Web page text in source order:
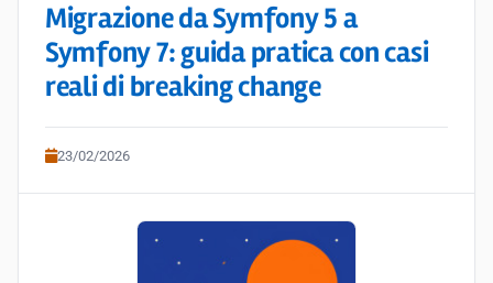
Migrazione da Symfony 5 a
Symfony 7: guida pratica con casi
reali di breaking change
23/02/2026